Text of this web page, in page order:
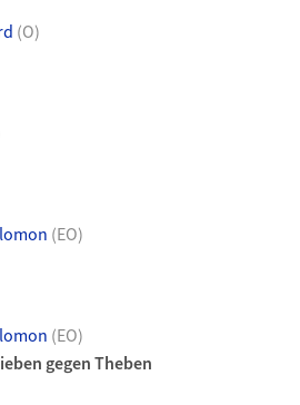
(O)
(EO)
(EO)
gegen Theben